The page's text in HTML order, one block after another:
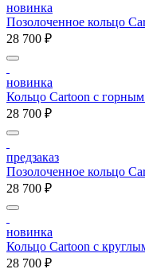
новинка
Позолоченное кольцо
28 700 ₽
новинка
Кольцо Cartoon c
28 700 ₽
предзаказ
Позолоченное кольцо
28 700 ₽
новинка
Кольцо Cartoon c
28 700 ₽